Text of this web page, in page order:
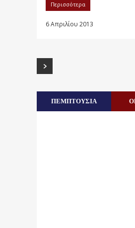
Περισσότερα
6 Απριλίου 2013
ΠΕΜΠΤΟΥΣΙΑ